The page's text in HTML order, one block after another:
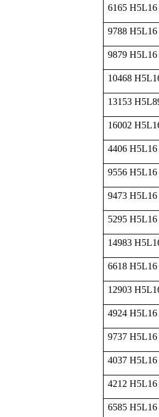
6165 H5L16
9788 H5L16
9879 H5L16
10468
13153
16002
4406 H5L16
9556 H5L16
9473 H5L16
5295 H5L16
14983
6618 H5L16
12903
4924 H5L16
9737 H5L16
4037 H5L16
4212 H5L16
6585 H5L16